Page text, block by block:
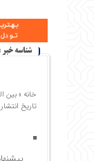
شناسه خبر :
خانه »بین
تاریخ انتشار : 15 ژوئن 2025 -